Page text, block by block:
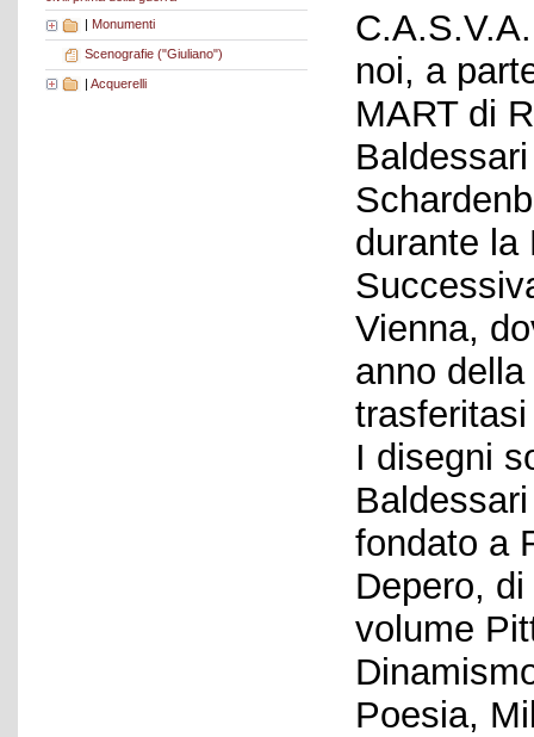
Monumenti
Scenografie ("Giuliano")
| Acquerelli
noi, a
MART di
durante la
Vienna,
anno
I disegni
fondato a
Depero,
volume
Poesia,